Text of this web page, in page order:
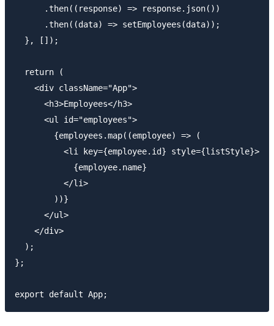
      .then((response) => response.json())
      .then((data) => setEmployees(data));
  }, []);
  return (
    <div className="App">
      <h3>Employees</h3>
      <ul id="employees">
        {employees.map((employee) => (
          <li key={employee.id} style={listStyle}>
            {employee.name}
          </li>
        ))}
      </ul>
    </div>
  );
};